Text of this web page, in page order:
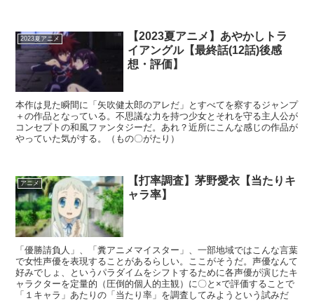
2023夏アニメ
【2023夏アニメ】あやかしトラ
イアングル【最終話(12話)後感
想・評価】
本作は見た瞬間に「矢吹健太郎のアレだ」とすべてを察するジャンプ
＋の作品となっている。不思議な力を持つ少女とそれを守る主人公が
コンセプトの和風ファンタジーだ。あれ？近所にこんな感じの作品が
やっていた気がする。（もの〇がたり）
アニメ
【打率調査】茅野愛衣【当たりキ
ャラ率】
「優勝請負人」、「糞アニメマイスター」、一部地域ではこんな言葉
で女性声優を表現することがあるらしい。ここがそうだ。声優なんて
好みでしょ、というパラダイムをシフトするために各声優が演じたキ
ャラクターを定量的（圧倒的個人的主観）に〇と×で評価することで
「１キャラ」あたりの「当たり率」を調査してみようという試みだ